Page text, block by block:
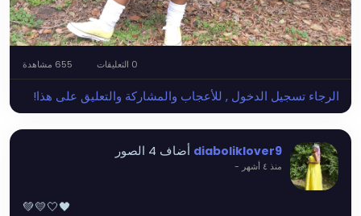
الرجاء تسجيل الدخول , للأعجاب والمشاركة والتعليق على هذا!
diaboliklover9 أضاف 4 الصور
منذ ٤ أشهر -
💚💛🤍🖤